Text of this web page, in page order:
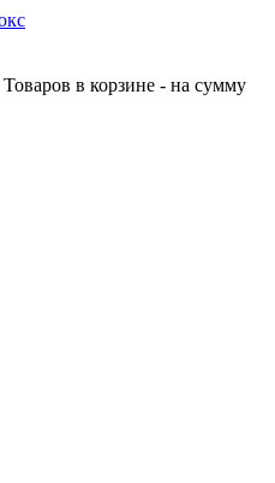
Товаров в корзине - на сумму